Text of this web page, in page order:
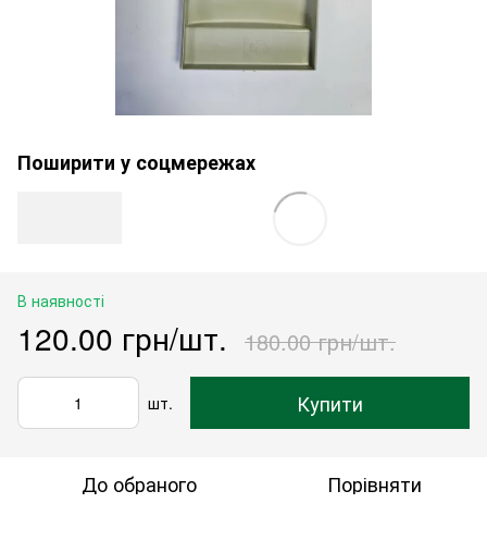
Поширити у соцмережах
В наявності
120.00 грн/шт. 180.00 грн/шт.
шт. Купити
До обраного Порівняти